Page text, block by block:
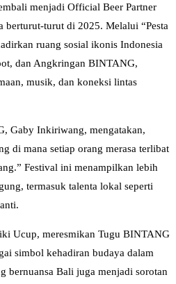
menjadi Official Beer Partner
berturut-turut di 2025. Melalui “Pesta
ruang sosial ikonis Indonesia
dan Angkringan BINTANG,
musik, dan koneksi lintas
Gaby Inkiriwang, mengatakan,
di mana setiap orang merasa terlibat
Festival ini menampilkan lebih
termasuk talenta lokal seperti
Ucup, meresmikan Tugu BINTANG
simbol kehadiran budaya dalam
bernuansa Bali juga menjadi sorotan